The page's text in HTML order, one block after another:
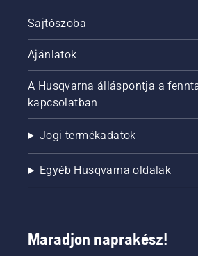
Sajtószoba
Ajánlatok
A Husqvarna álláspontja a
kapcsolatban
Jogi termékadatok
Egyéb Husqvarna oldalak
Maradjon naprakész!